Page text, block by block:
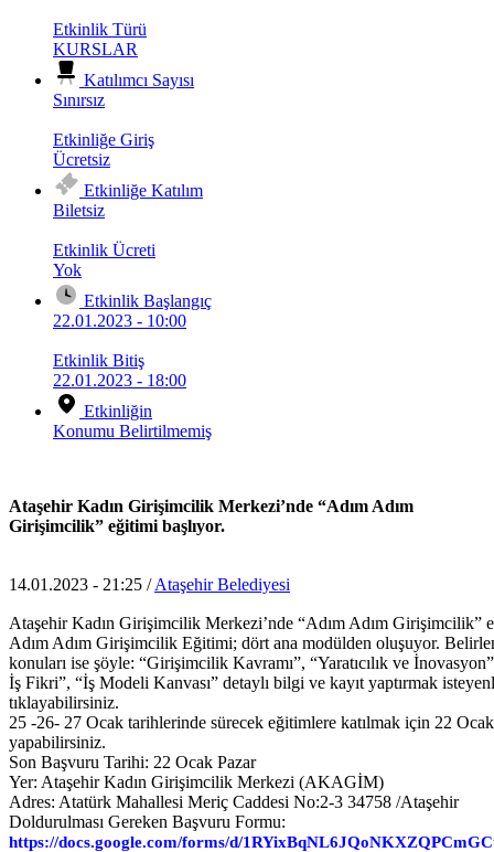
Etkinlik Türü
KURSLAR
Katılımcı Sayısı
Sınırsız
Etkinliğe Giriş
Ücretsiz
Etkinliğe Katılım
Biletsiz
Etkinlik Ücreti
Yok
Etkinlik Başlangıç
22.01.2023 - 10:00
Etkinlik Bitiş
22.01.2023 - 18:00
Etkinliğin
Konumu Belirtilmemiş
Ataşehir Kadın Girişimcilik Merkezi’nde “Adım Adım
Girişimcilik” eğitimi başlıyor.
14.01.2023 - 21:25 /Ataşehir Belediyesi
Ataşehir Kadın Girişimcilik Merkezi’nde “Adım Adım Girişimcilik”
Adım Adım Girişimcilik Eğitimi; dört ana modülden oluşuyor.
konuları ise şöyle: “Girişimcilik Kavramı”, “Yaratıcılık ve
İş Fikri”, “İş Modeli Kanvası” detaylı bilgi ve kayıt yaptırmak
tıklayabilirsiniz.
25 -26- 27 Ocak tarihlerinde sürecek eğitimlere katılmak için 22
yapabilirsiniz.
Son Başvuru Tarihi: 22 Ocak Pazar
Yer: Ataşehir Kadın Girişimcilik Merkezi (AKAGİM)
Adres: Atatürk Mahallesi Meriç Caddesi No:2-3 34758 /Ataşehir
Doldurulması Gereken Başvuru Formu:
https://docs.google.com/forms/d/